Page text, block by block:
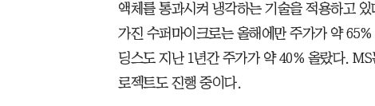
액체를 통과시켜 냉각하는 기술을 적용하고
가진 수퍼마이크로는 올해에만 주가가 약
딩스도 지난 1년간 주가가 약 40% 올랐다.
로젝트도 진행 중이다.